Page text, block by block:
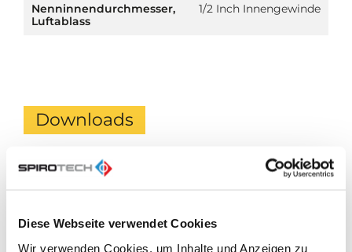
Diese Webseite verwendet Cookies
Wir verwenden Cookies, um Inhalte und Anzeigen zu
Nenninnendurchmesser,
Luftablass
1/2 Inch Innengewinde
Downloads
BIM
Produktdatenblatt
pdf